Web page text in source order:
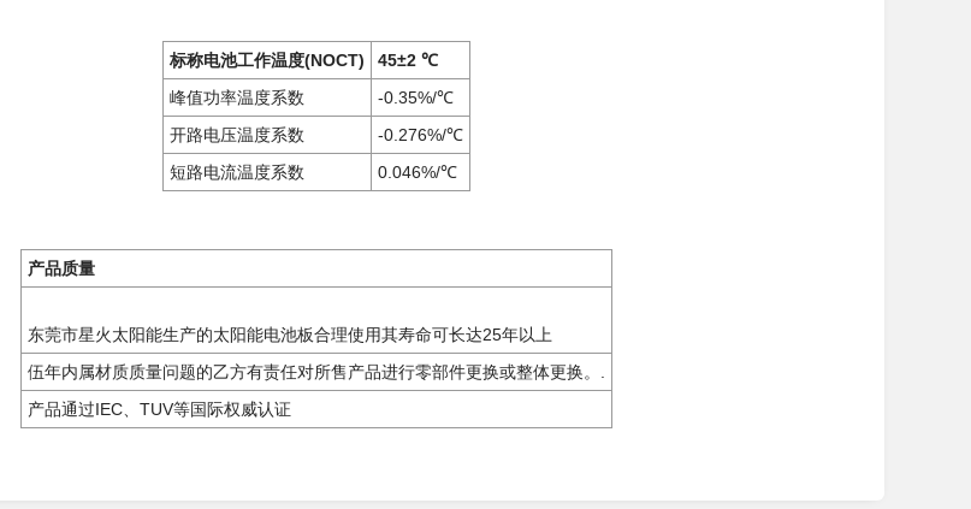
标称电池工作温度(NOCT) 45±2 ℃
峰值功率温度系数
-0. 35%/℃
开路电压温度系数
-0. 276%/℃
短路电流温度系数
0.046%/℃
产品质量
东莞市星火太阳能生产的太阳能电池板合理使用其寿命可长达25年以上
伍年内属材质质量问题的乙方有责任对所售产品进行零部件更换或整体更换。
产品通过IEC TUV等国际权威认证